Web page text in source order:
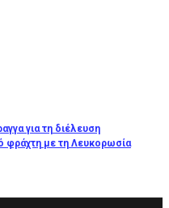
για τη διέλευση
φράχτη με τη Λευκορωσία